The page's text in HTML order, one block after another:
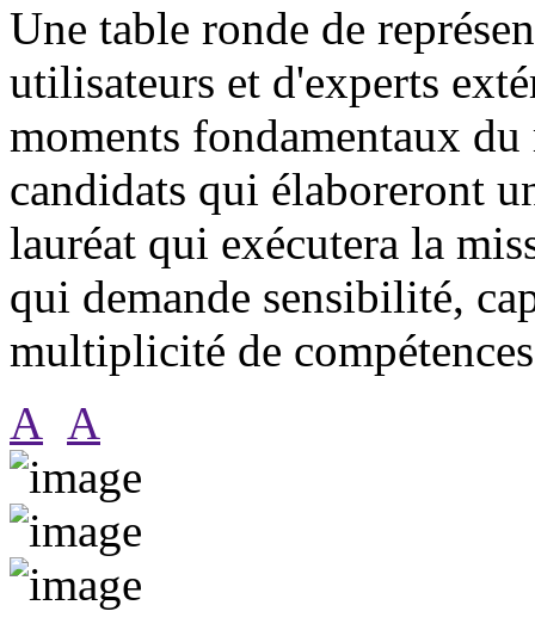
Une table ronde de
utilisateurs et d'experts
moments fondamentaux
candidats qui élaboreront
lauréat qui exécutera la
qui demande sensibilité,
multiplicité de
A A